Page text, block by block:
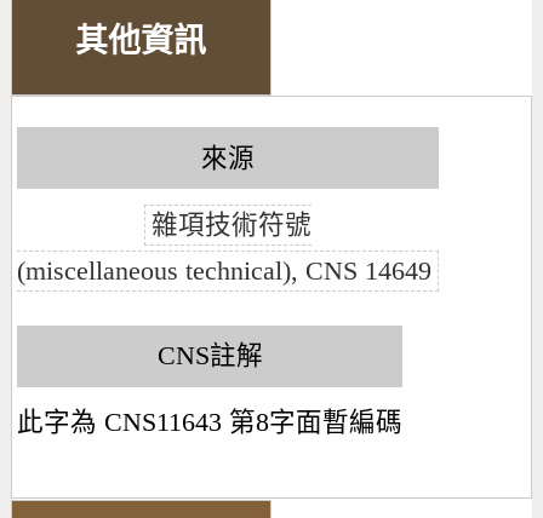
其他資訊
來源
雜項技術符號
(miscellaneous technical), CNS 14649
CNS註解
此字為 CNS11643 第8字面暫編碼